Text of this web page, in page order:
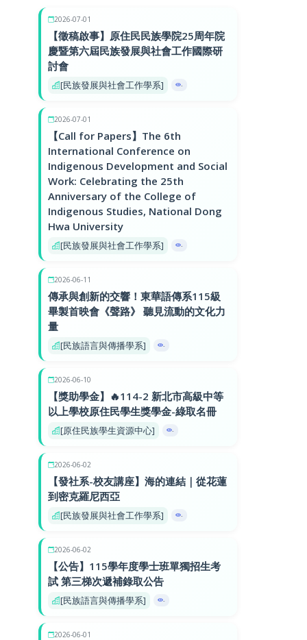
2026-07-01
【徵稿啟事】原住民民族學院25周年院
慶暨第六屆民族發展與社會工作國際研
討會
[民族發展與社會工作學系] -
2026-07-01
【Call for Papers】The 6th
International Conference on
Indigenous Development and Social
Work: Celebrating the 25th
Anniversary of the College of
Indigenous Studies, National Dong
Hwa University
[民族發展與社會工作學系] -
2026-06-11
傳承與創新的交響！東華語傳系115級
畢製首映會《聲路》 聽見流動的文化力
量
[民族語言與傳播學系] -
2026-06-10
【獎助學金】🔥114-2 新北市高級中等
以上學校原住民學生獎學金-綠取名冊
[原住民族學生資源中心] -
2026-06-02
【發社系-校友講座】海的連結｜從花蓮
到密克羅尼西亞
[民族發展與社會工作學系] -
2026-06-02
【公告】115學年度學士班單獨招生考
試 第三梯次遞補錄取公告
[民族語言與傳播學系] -
2026-06-01